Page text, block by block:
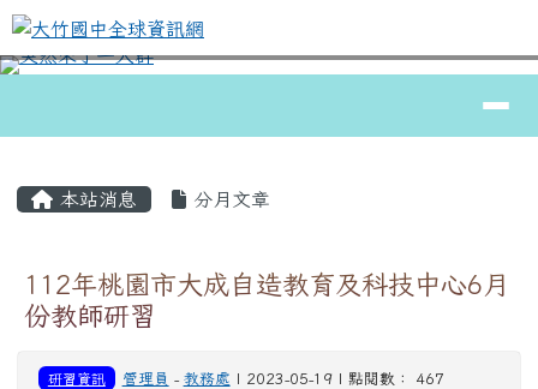
跳至主內容區
大竹國中全球資訊網
⏸
本站消息 分月文章
112年桃園市大成自造教育及科技中心6月
份教師研習
研習資訊 管理員 - 教務處 | 2023-05-19 | 點閱數： 467